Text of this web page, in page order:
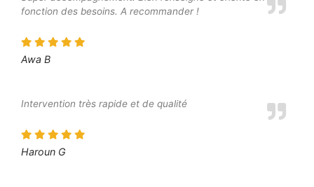
fonction des besoins. A recommander !
Awa B
Intervention très rapide et de qualité
Haroun G